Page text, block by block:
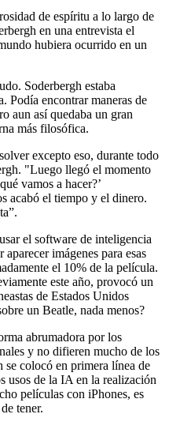
de espíritu a lo largo de
en una entrevista el
hubiera ocurrido en un
Soderbergh estaba
Podía encontrar maneras de
aun así quedaba un gran
más filosófica.
excepto eso, durante todo
"Luego llegó el momento
vamos a hacer?’
acabó el tiempo y el dinero.
el software de inteligencia
imágenes para esas
el 10% de la película.
este año, provocó un
de Estados Unidos
un Beatle, nada menos?
abrumadora por los
y no difieren mucho de los
se colocó en primera línea de
usos de la IA en la realización
películas con iPhones, es
tener.